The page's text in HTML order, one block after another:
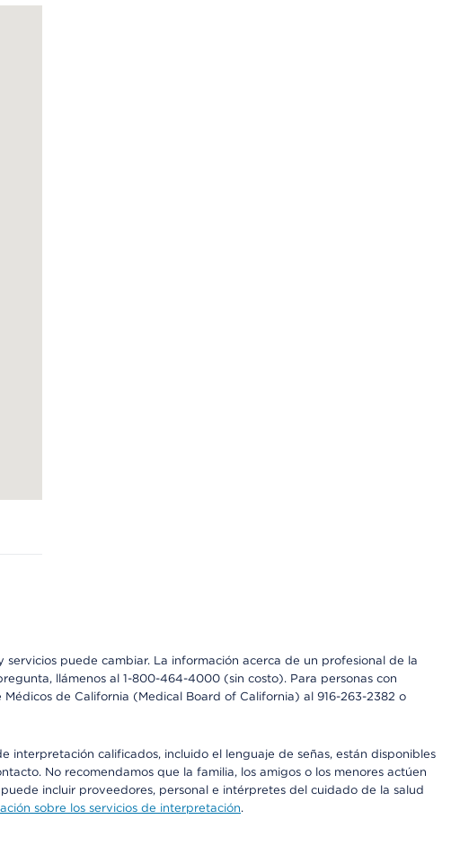
puede cambiar. La información acerca de un profesional de la
llámenos al 1-800-464-4000 (sin costo). Para personas con
de California (Medical Board of California) al 916-263-2382 o
interpretación calificados, incluido el lenguaje de señas, están disponibles
No recomendamos que la familia, los amigos o los menores actúen
incluir proveedores, personal e intérpretes del cuidado de la salud
sobre los servicios de interpretación.